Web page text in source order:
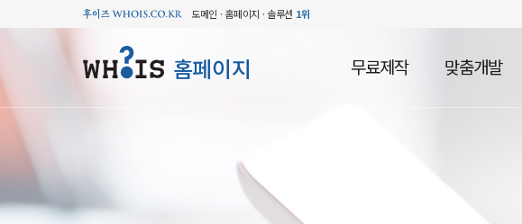
도메인 · 홈페이지 · 솔루션 1위
홈페이지 무료제작 맞춤개발